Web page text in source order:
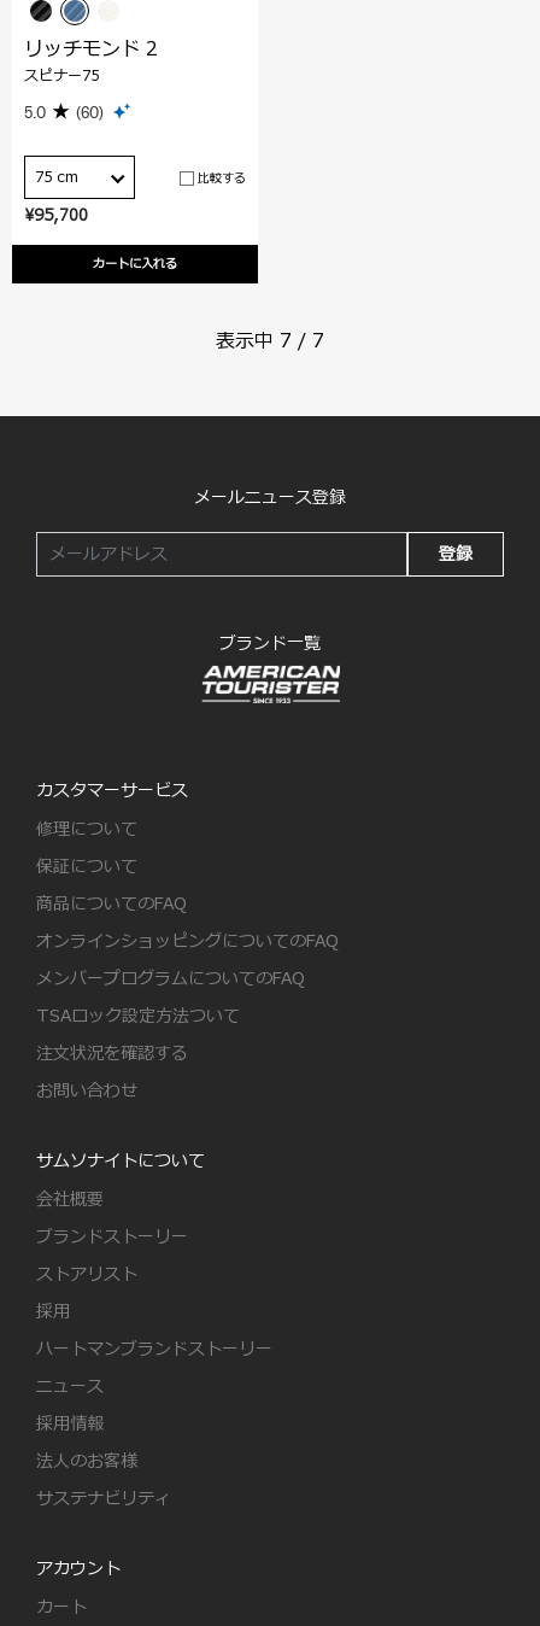
¥95,700
カートに入れる
リッチモンド 2
スピナー75
5.0 (60)
75 cm 比較する
表示中 7 / 7
メールニュース登録
登録
ブランド一覧
カスタマーサービス
修理について
保証について
商品についてのFAQ
オンラインショッピングについてのFAQ
メンバープログラムについてのFAQ
TSAロック設定方法ついて
注文状況を確認する
お問い合わせ
サムソナイトについて
会社概要
ブランドストーリー
ストアリスト
採用
ハートマンブランドストーリー
ニュース
採用情報
法人のお客様
サステナビリティ
アカウント
カート